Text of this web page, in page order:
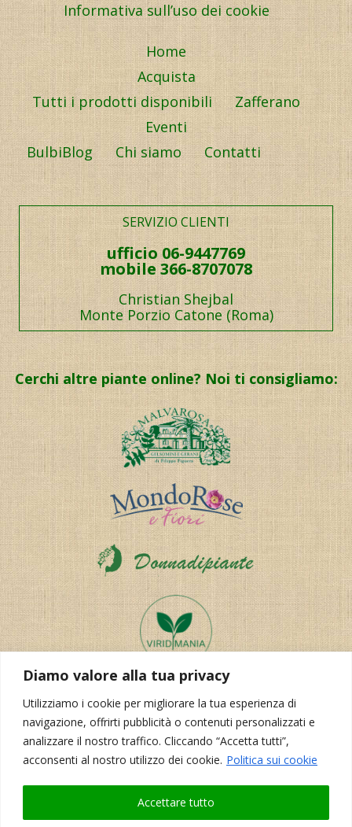
Diamo valore alla tua privacy
Utilizziamo i cookie per migliorare la tua esperienza di
navigazione, offrirti pubblicità o contenuti personalizzati e
analizzare il nostro traffico. Cliccando “Accetta tutti”,
acconsenti al nostro utilizzo dei cookie. Politica sui cookie
Accettare tutto
Informativa sull’uso dei cookie
Home
Acquista
Tutti i prodotti disponibili
Zafferano
Eventi
BulbiBlog
Chi siamo Contatti
SERVIZIO CLIENTI
ufficio 06-9447769
mobile 366-8707078
Christian Shejbal
Monte Porzio Catone (Roma)
Cerchi altre piante online? Noi ti consigliamo: